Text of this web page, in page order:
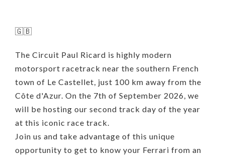
🇬🇧
The Circuit Paul Ricard is highly modern
motorsport racetrack near the southern French
town of Le Castellet, just 100 km away from the
Côte d'Azur. On the 7th of September 2026, we
will be hosting our second track day of the year
at this iconic race track.
Join us and take advantage of this unique
opportunity to get to know your Ferrari from an